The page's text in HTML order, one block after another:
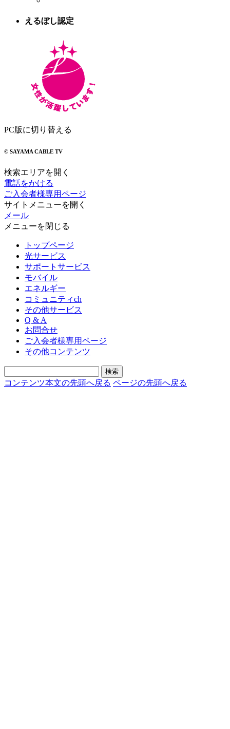
えるぼし認定
PC版に切り替える
© SAYAMA CABLE TV
検索エリアを開く
電話をかける
ご入会者様専用ページ
サイトメニューを開く
メール
メニューを閉じる
トップページ
光サービス
サポートサービス
モバイル
エネルギー
コミュニティch
その他サービス
Q & A
お問合せ
ご入会者様専用ページ
その他コンテンツ
コンテンツ本文の先頭へ戻る ページの先頭へ戻る